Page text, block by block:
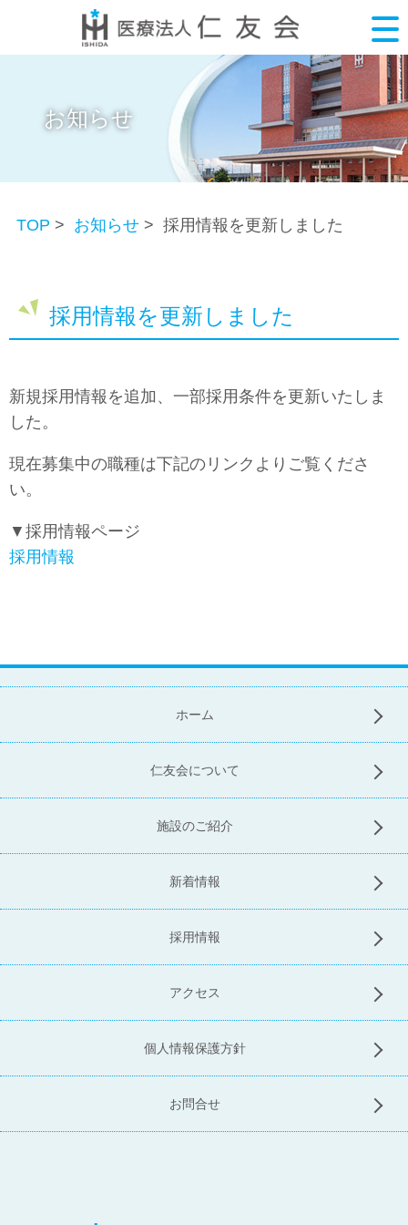
お知らせ
TOP > お知らせ > 採用情報を更新しました
採用情報を更新しました
新規採用情報を追加、一部採用条件を更新いたしま
した。
現在募集中の職種は下記のリンクよりご覧くださ
い。
▼採用情報ページ
採用情報
ホーム
仁友会について
施設のご紹介
新着情報
採用情報
アクセス
個人情報保護方針
お問合せ